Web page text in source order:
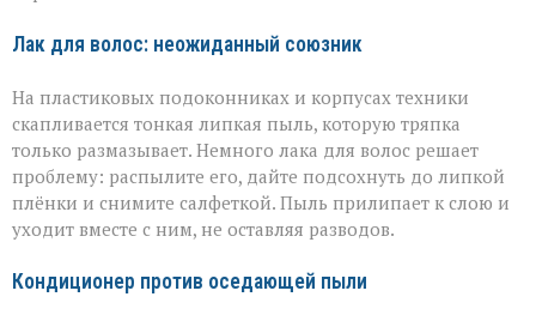
Лак для волос: неожиданный союзник
На пластиковых подоконниках и корпусах техники
скапливается тонкая липкая пыль, которую тряпка
только размазывает. Немного лака для волос решает
проблему: распылите его, дайте подсохнуть до липкой
плёнки и снимите салфеткой. Пыль прилипает к слою и
уходит вместе с ним, не оставляя разводов.
Кондиционер против оседающей пыли